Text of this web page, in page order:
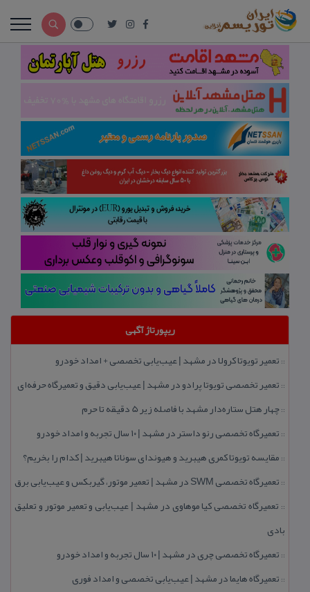
ریپورتاژ آگهی
:: تعمیر تویوتا كرولا در مشهد | عیب‌یابی تخصصی + امداد خودرو
:: تعمیر تخصصی تویوتا پرادو در مشهد | عیب‌یابی دقیق و تعمیرگاه حرفه‌ای
::چهار هتل‌ ستاره‌دار مشهد با فاصله زیر 5 دقیقه تا حرم
:: تعمیرگاه تخصصی رنو داستر در مشهد | ۱۰ سال تجربه و امداد خودرو
:: مقایسه تویوتا كمری هیبرید و هیوندای سوناتا هیبرید | كدام را بخریم؟
:: تعمیرگاه تخصصی SWM در مشهد | تعمیر موتور، گیربكس و عیب‌یابی برق
:: تعمیرگاه تخصصی كیا موهاوی در مشهد | عیب‌یابی و تعمیر موتور و تعلیق
بادی
:: تعمیرگاه تخصصی چری در مشهد | ۱۰ سال تجربه و امداد خودرو
:: تعمیرگاه هایما در مشهد | عیب‌یابی تخصصی و امداد فوری